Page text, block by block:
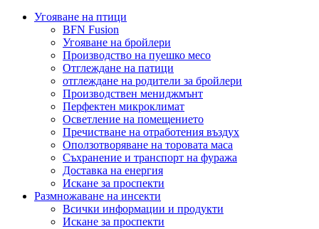
Угояване на птици
BFN Fusion
Угояване на бройлери
Производство на пуешко месо
Отглеждане на патици
отглеждане на родители за бройлери
Производствен мениджмънт
Перфектен микроклимат
Осветление на помещението
Пречистване на отработения въздух
Оползотворяване на торовата маса
Съхранение и транспорт на фуража
Доставка на енергия
Искане за проспекти
Размножаване на инсекти
Всички информации и продукти
Искане за проспекти